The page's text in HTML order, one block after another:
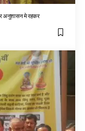
अनुशासन मे रहकर